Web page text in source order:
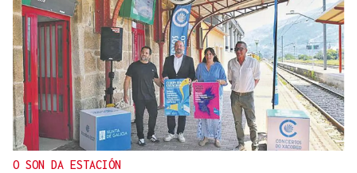
O SON DA ESTACIÓN